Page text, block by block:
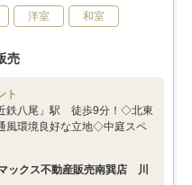
洋室 和室
売
ト
鉄八尾」駅 徒歩9分！◇北東
風環境良好な立地◇中庭スペ
ックス不動産販売南巽店 川